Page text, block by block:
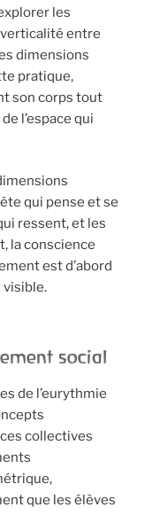
les
verticalité entre
dimensions
pratique,
son corps tout
l’espace qui
qui pense et se
ressent, et les
la conscience
est d’abord
visible.
social
de l’eurythmie
collectives
que les élèves